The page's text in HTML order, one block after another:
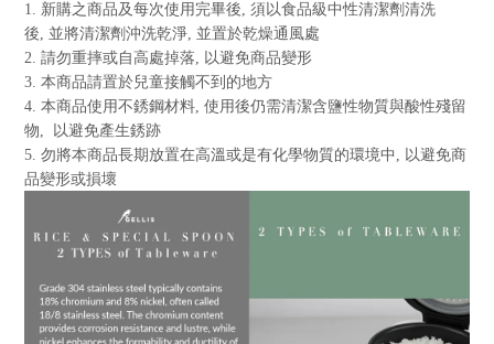
1. 新購之商品及每次使用完畢後, 須以食品級中性清潔劑清洗
後, 並將清潔劑沖洗乾淨, 並置於乾燥通風處
2. 請勿重摔或自高處掉落, 以避免商品變形
3. 本商品請置於兒童接觸不到的地方
4. 本商品使用不銹鋼材料, 使用後仍需清潔含鹽性物質與酸性殘留
物,
以避免產生銹跡
5. 勿將本商品長期放置在高溫或是有化學物質的環境中 , 以避免商
品變形或損壞